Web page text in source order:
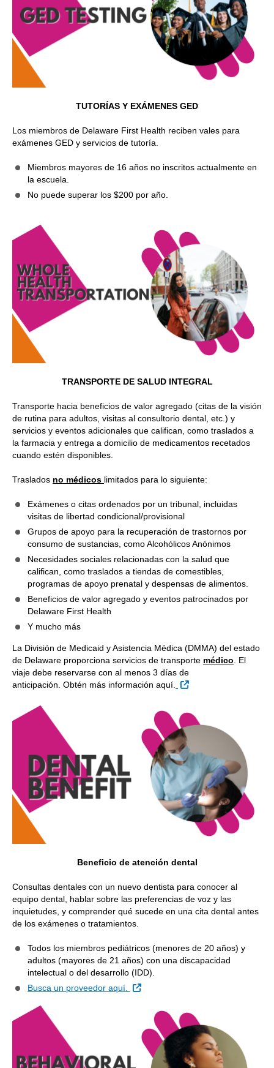
TUTORÍAS Y EXÁMENES GED
Los miembros de Delaware First Health reciben vales para
exámenes GED y servicios de tutoría.
Miembros mayores de 16 años no inscritos actualmente en
la escuela.
No puede superar los $200 por año.
TRANSPORTE DE SALUD INTEGRAL
Transporte hacia beneficios de valor agregado (citas de la visión
de rutina para adultos, visitas al consultorio dental, etc.) y
servicios y eventos adicionales que califican, como traslados a
la farmacia y entrega a domicilio de medicamentos recetados
cuando estén disponibles.
Traslados no médicos limitados para lo siguiente:
Exámenes o citas ordenados por un tribunal, incluidas
visitas de libertad condicional/provisional
Grupos de apoyo para la recuperación de trastornos por
consumo de sustancias, como Alcohólicos Anónimos
Necesidades sociales relacionadas con la salud que
califican, como traslados a tiendas de comestibles,
programas de apoyo prenatal y despensas de alimentos.
Beneficios de valor agregado y eventos patrocinados por
Delaware First Health
Y mucho más
La División de Medicaid y Asistencia Médica (DMMA) del estado
de Delaware proporciona servicios de transporte médico . El
viaje debe reservarse con al menos 3 días de
anticipación. Obtén más información aquí.
Sitio Externo
Beneficio de atención dental
Consultas dentales con un nuevo dentista para conocer al
equipo dental, hablar sobre las preferencias de voz y las
inquietudes, y comprender qué sucede en una cita dental antes
de los exámenes o tratamientos.
Todos los miembros pediátricos (menores de 20 años) y
adultos (mayores de 21 años) con una discapacidad
intelectual o del desarrollo (IDD).
Busca un proveedor aquí.
Sitio Externo